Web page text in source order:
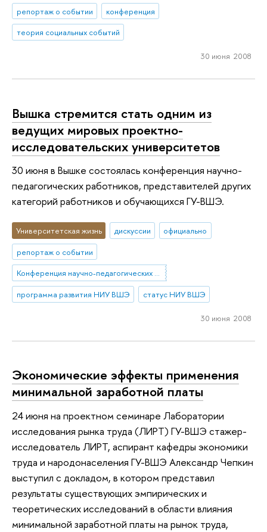
репортаж о событии
конференция
теория социальных событий
30 июня 2008
Вышка стремится стать одним из
ведущих мировых проектно-
исследовательских университетов
30 июня в Вышке состоялась конференция научно-
педагогических работников, представителей других
категорий работников и обучающихся ГУ-ВШЭ.
Университетская жизнь дискуссии
официально
репортаж о событии
Конференция научно-педагогических работников, представителей других категорий работников и обучающихся НИУ ВШЭ
программа развития НИУ ВШЭ
статус НИУ ВШЭ
30 июня 2008
Экономические эффекты применения
минимальной заработной платы
24 июня на проектном семинаре Лаборатории
исследования рынка труда (ЛИРТ) ГУ-ВШЭ стажер-
исследователь ЛИРТ, аспирант кафедры экономики
труда и народонаселения ГУ-ВШЭ Александр Чепкин
выступил с докладом, в котором представил
результаты существующих эмпирических и
теоретических исследований в области влияния
минимальной заработной платы на рынок труда,